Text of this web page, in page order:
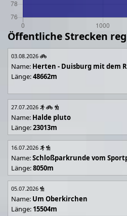
Öffentliche Strecken
03.08.2026
Name: Herten - Duisburg mit dem
Länge:48662m
27.07.2026
Name: Halde pluto
Länge:23013m
16.07.2026
Name:Schloßparkrunde vom
Länge:8050m
05.07.2026
Name: Um Oberkirchen
Länge: 15504m